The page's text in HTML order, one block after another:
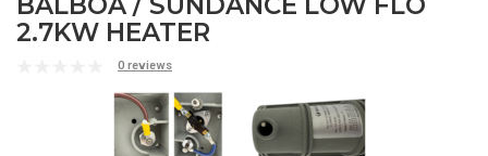
2.7KW HEATER
0 reviews